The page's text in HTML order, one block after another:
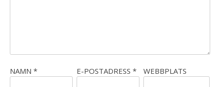
NAMN * E-POSTADRESS * WEBBPLATS